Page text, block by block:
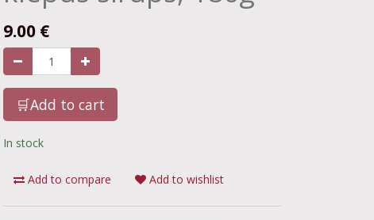
9.00 €
🛒Add to cart
In stock
Add to compare Add to wishlist